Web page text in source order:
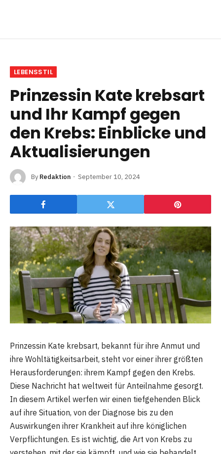
LEBENSSTIL
Prinzessin Kate krebsart
und Ihr Kampf gegen
den Krebs: Einblicke und
Aktualisierungen
By Redaktion September 10, 2024
Prinzessin Kate krebsart, bekannt für ihre Anmut und
ihre Wohltätigkeitsarbeit, steht vor einer ihrer größten
Herausforderungen: ihrem Kampf gegen den Krebs.
Diese Nachricht hat weltweit für Anteilnahme gesorgt.
In diesem Artikel werfen wir einen tiefgehenden Blick
auf ihre Situation, von der Diagnose bis zu den
Auswirkungen ihrer Krankheit auf ihre königlichen
Verpflichtungen. Es ist wichtig, die Art von Krebs zu